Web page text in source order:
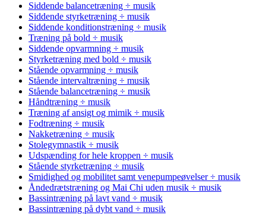
Siddende balancetræning ÷ musik
Siddende styrketræning ÷ musik
Siddende konditionstræning ÷ musik
Træning på bold ÷ musik
Siddende opvarmning ÷ musik
Styrketræning med bold ÷ musik
Stående opvarmning ÷ musik
Stående intervaltræning ÷ musik
Stående balancetræning ÷ musik
Håndtræning ÷ musik
Træning af ansigt og mimik ÷ musik
Fodtræning ÷ musik
Nakketræning ÷ musik
Stolegymnastik ÷ musik
Udspænding for hele kroppen ÷ musik
Stående styrketræning ÷ musik
Smidighed og mobilitet samt venepumpeøvelser ÷ musik
Åndedrætstræning og Mai Chi uden musik ÷ musik
Bassintræning på lavt vand ÷ musik
Bassintræning på dybt vand ÷ musik